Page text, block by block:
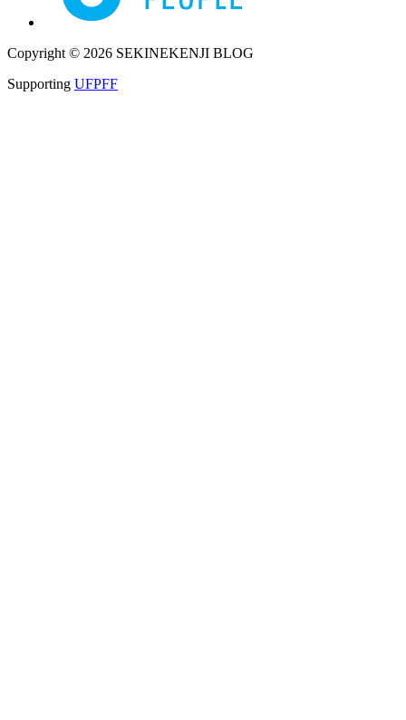
Copyright © 2026 SEKINEKENJI BLOG
Supporting UFPFF